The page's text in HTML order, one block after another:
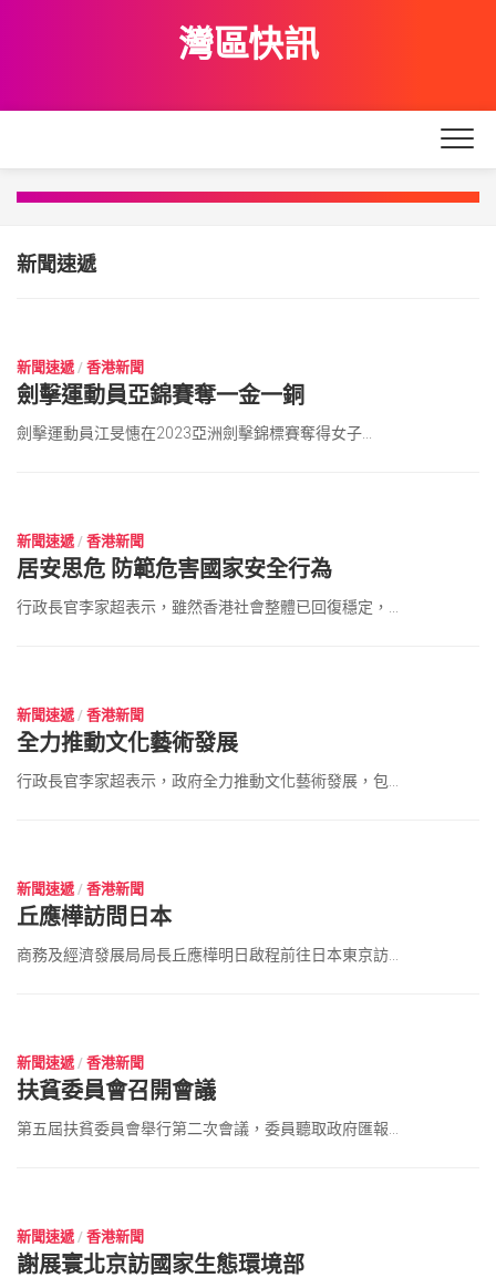
灣區快訊
新聞速遞
新聞速遞 / 香港新聞
劍擊運動員亞錦賽奪一金一銅
劍擊運動員江旻憓在2023亞洲劍擊錦標賽奪得女子...
新聞速遞 / 香港新聞
居安思危 防範危害國家安全行為
行政長官李家超表示，雖然香港社會整體已回復穩定，...
新聞速遞 / 香港新聞
全力推動文化藝術發展
行政長官李家超表示，政府全力推動文化藝術發展，包...
新聞速遞 / 香港新聞
丘應樺訪問日本
商務及經濟發展局局長丘應樺明日啟程前往日本東京訪...
新聞速遞 / 香港新聞
扶貧委員會召開會議
第五屆扶貧委員會舉行第二次會議，委員聽取政府匯報...
新聞速遞 / 香港新聞
謝展寰北京訪國家生態環境部